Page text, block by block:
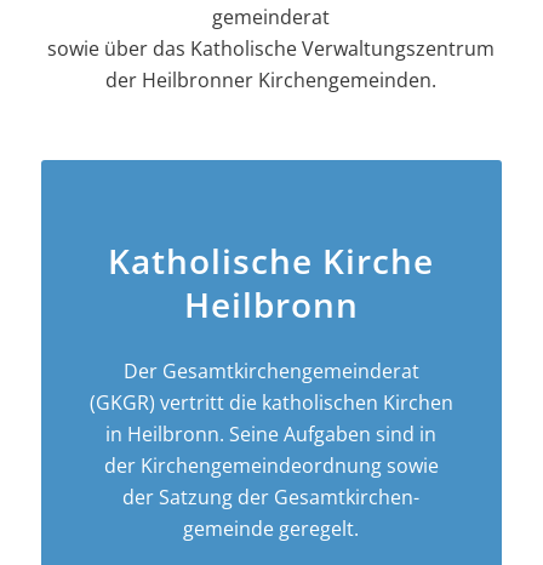
gemeinderat
sowie über das Katholische Verwaltungszentrum
der Heilbronner Kirchengemeinden.
Katholische Kirche
Heilbronn
Der Gesamt­­kirchen­­gemeinderat
(GKGR) vertritt die katholischen Kirchen
in Heilbronn. Seine Aufgaben sind in
der Kirchen­­gemeinde­­ordnung sowie
der Satzung der Gesamt­kirchen­
gemeinde geregelt.